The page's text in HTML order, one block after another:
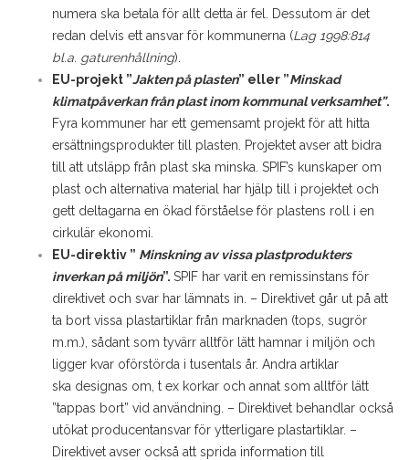
numera ska betala för allt detta är fel. Dessutom är det
redan delvis ett ansvar för kommunerna (Lag 1998:814
bl.a. gaturenhållning).
EU-projekt ”Jakten på plasten” eller ”Minskad
klimatpåverkan från plast inom kommunal verksamhet”.
Fyra kommuner har ett gemensamt projekt för att hitta
ersättningsprodukter till plasten. Projektet avser att bidra
till att utsläpp från plast ska minska. SPIF’s kunskaper om
plast och alternativa material har hjälp till i projektet och
gett deltagarna en ökad förståelse för plastens roll i en
cirkulär ekonomi.
EU-direktiv ” Minskning av vissa plastprodukters
inverkan på miljön”. SPIF har varit en remissinstans för
direktivet och svar har lämnats in. – Direktivet går ut på att
ta bort vissa plastartiklar från marknaden (tops, sugrör
m.m.), sådant som tyvärr alltför lätt hamnar i miljön och
ligger kvar oförstörda i tusentals år. Andra artiklar
ska designas om, t ex korkar och annat som alltför lätt
”tappas bort” vid användning. – Direktivet behandlar också
utökat producentansvar för ytterligare plastartiklar. –
Direktivet avser också att sprida information till